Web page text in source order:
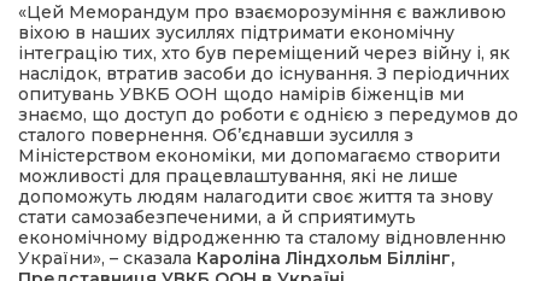
«Цей Меморандум про взаєморозуміння є важливою
віхою в наших зусиллях підтримати економічну
інтеграцію тих, хто був переміщений через війну і, як
наслідок, втратив засоби до існування. З періодичних
опитувань УВКБ ООН щодо намірів біженців ми
знаємо, що доступ до роботи є однією з передумов до
сталого повернення. Об’єднавши зусилля з
Міністерством економіки, ми допомагаємо створити
можливості для працевлаштування, які не лише
допоможуть людям налагодити своє життя та знову
стати самозабезпеченими, а й сприятимуть
економічному відродженню та сталому відновленню
України», – сказала Кароліна Ліндхольм Біллінг,